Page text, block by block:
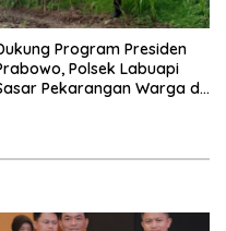
Program Presiden
Polsek Labuapi
Pekarangan Warga di